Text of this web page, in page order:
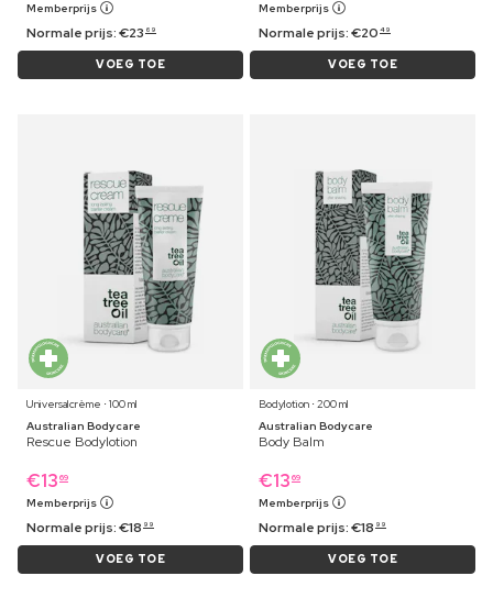
Memberprijs
Normale prijs:€23 69
VOEG TOE
Memberprijs
Normale prijs:€20 49
VOEG TOE
Universalcrème ⋅ 100 ml
Australian Bodycare
Rescue Bodylotion
€13 69
Memberprijs
Normale prijs:€18 99
VOEG TOE
Bodylotion ⋅ 200 ml
Australian Bodycare
Body Balm
€13 69
Memberprijs
Normale prijs:€18 99
VOEG TOE